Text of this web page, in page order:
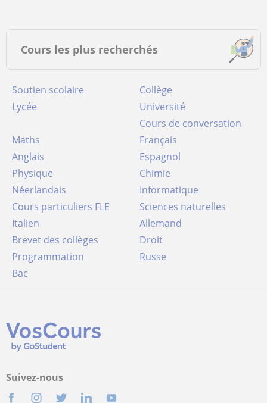
Cours les plus recherchés
Soutien scolaire
Collège
Lycée
Université
Cours de conversation
Maths
Français
Anglais
Espagnol
Physique
Chimie
Néerlandais
Informatique
Cours particuliers FLE
Sciences naturelles
Italien
Allemand
Brevet des collèges
Droit
Programmation
Russe
Bac
Suivez-nous